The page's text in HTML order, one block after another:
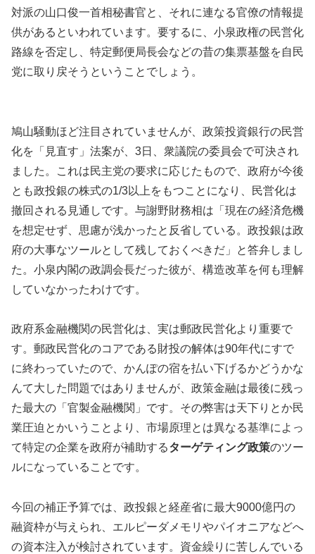
対派の山口俊一首相秘書官と、それに連なる官僚の情報提
供があるといわれています。要するに、小泉政権の民営化
路線を否定し、特定郵便局長会などの昔の集票基盤を自民
党に取り戻そうということでしょう。
鳩山騒動ほど注目されていませんが、政策投資銀行の民営
化を「見直す」法案が、3日、衆議院の委員会で可決され
ました。これは民主党の要求に応じたもので、政府が今後
とも政投銀の株式の1/3以上をもつことになり、民営化は
撤回される見通しです。与謝野財務相は「現在の経済危機
を想定せず、思慮が浅かったと反省している。政投銀は政
府の大事なツールとして残しておくべきだ」と答弁しまし
た。小泉内閣の政調会長だった彼が、構造改革を何も理解
していなかったわけです。
政府系金融機関の民営化は、実は郵政民営化より重要で
す。郵政民営化のコアである財投の解体は90年代にすで
に終わっていたので、かんぽの宿を払い下げるかどうかな
んて大した問題ではありませんが、政策金融は最後に残っ
た最大の「官製金融機関」です。その弊害は天下りとか民
業圧迫とかいうことより、市場原理とは異なる基準によっ
て特定の企業を政府が補助するターゲティング政策のツー
ルになっていることです。
今回の補正予算では、政投銀と経産省に最大9000億円の
融資枠が与えられ、エルピーダメモリやパイオニアなどへ
の資本注入が検討されています。資金繰りに苦しんでいる